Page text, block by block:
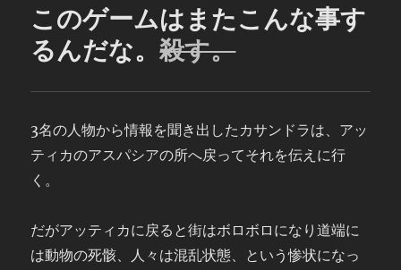
このゲームはまたこんな事す
るんだな。殺す。
3名の人物から情報を聞き出したカサンドラは、アッ
ティカのアスパシアの所へ戻ってそれを伝えに行
く。
だがアッティカに戻ると街はボロボロになり道端に
は動物の死骸、人々は混乱状態、という惨状になっ